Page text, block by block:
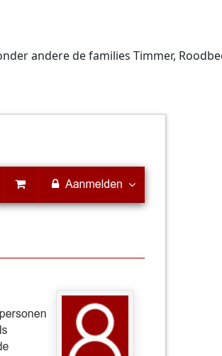
andere de families Timmer,